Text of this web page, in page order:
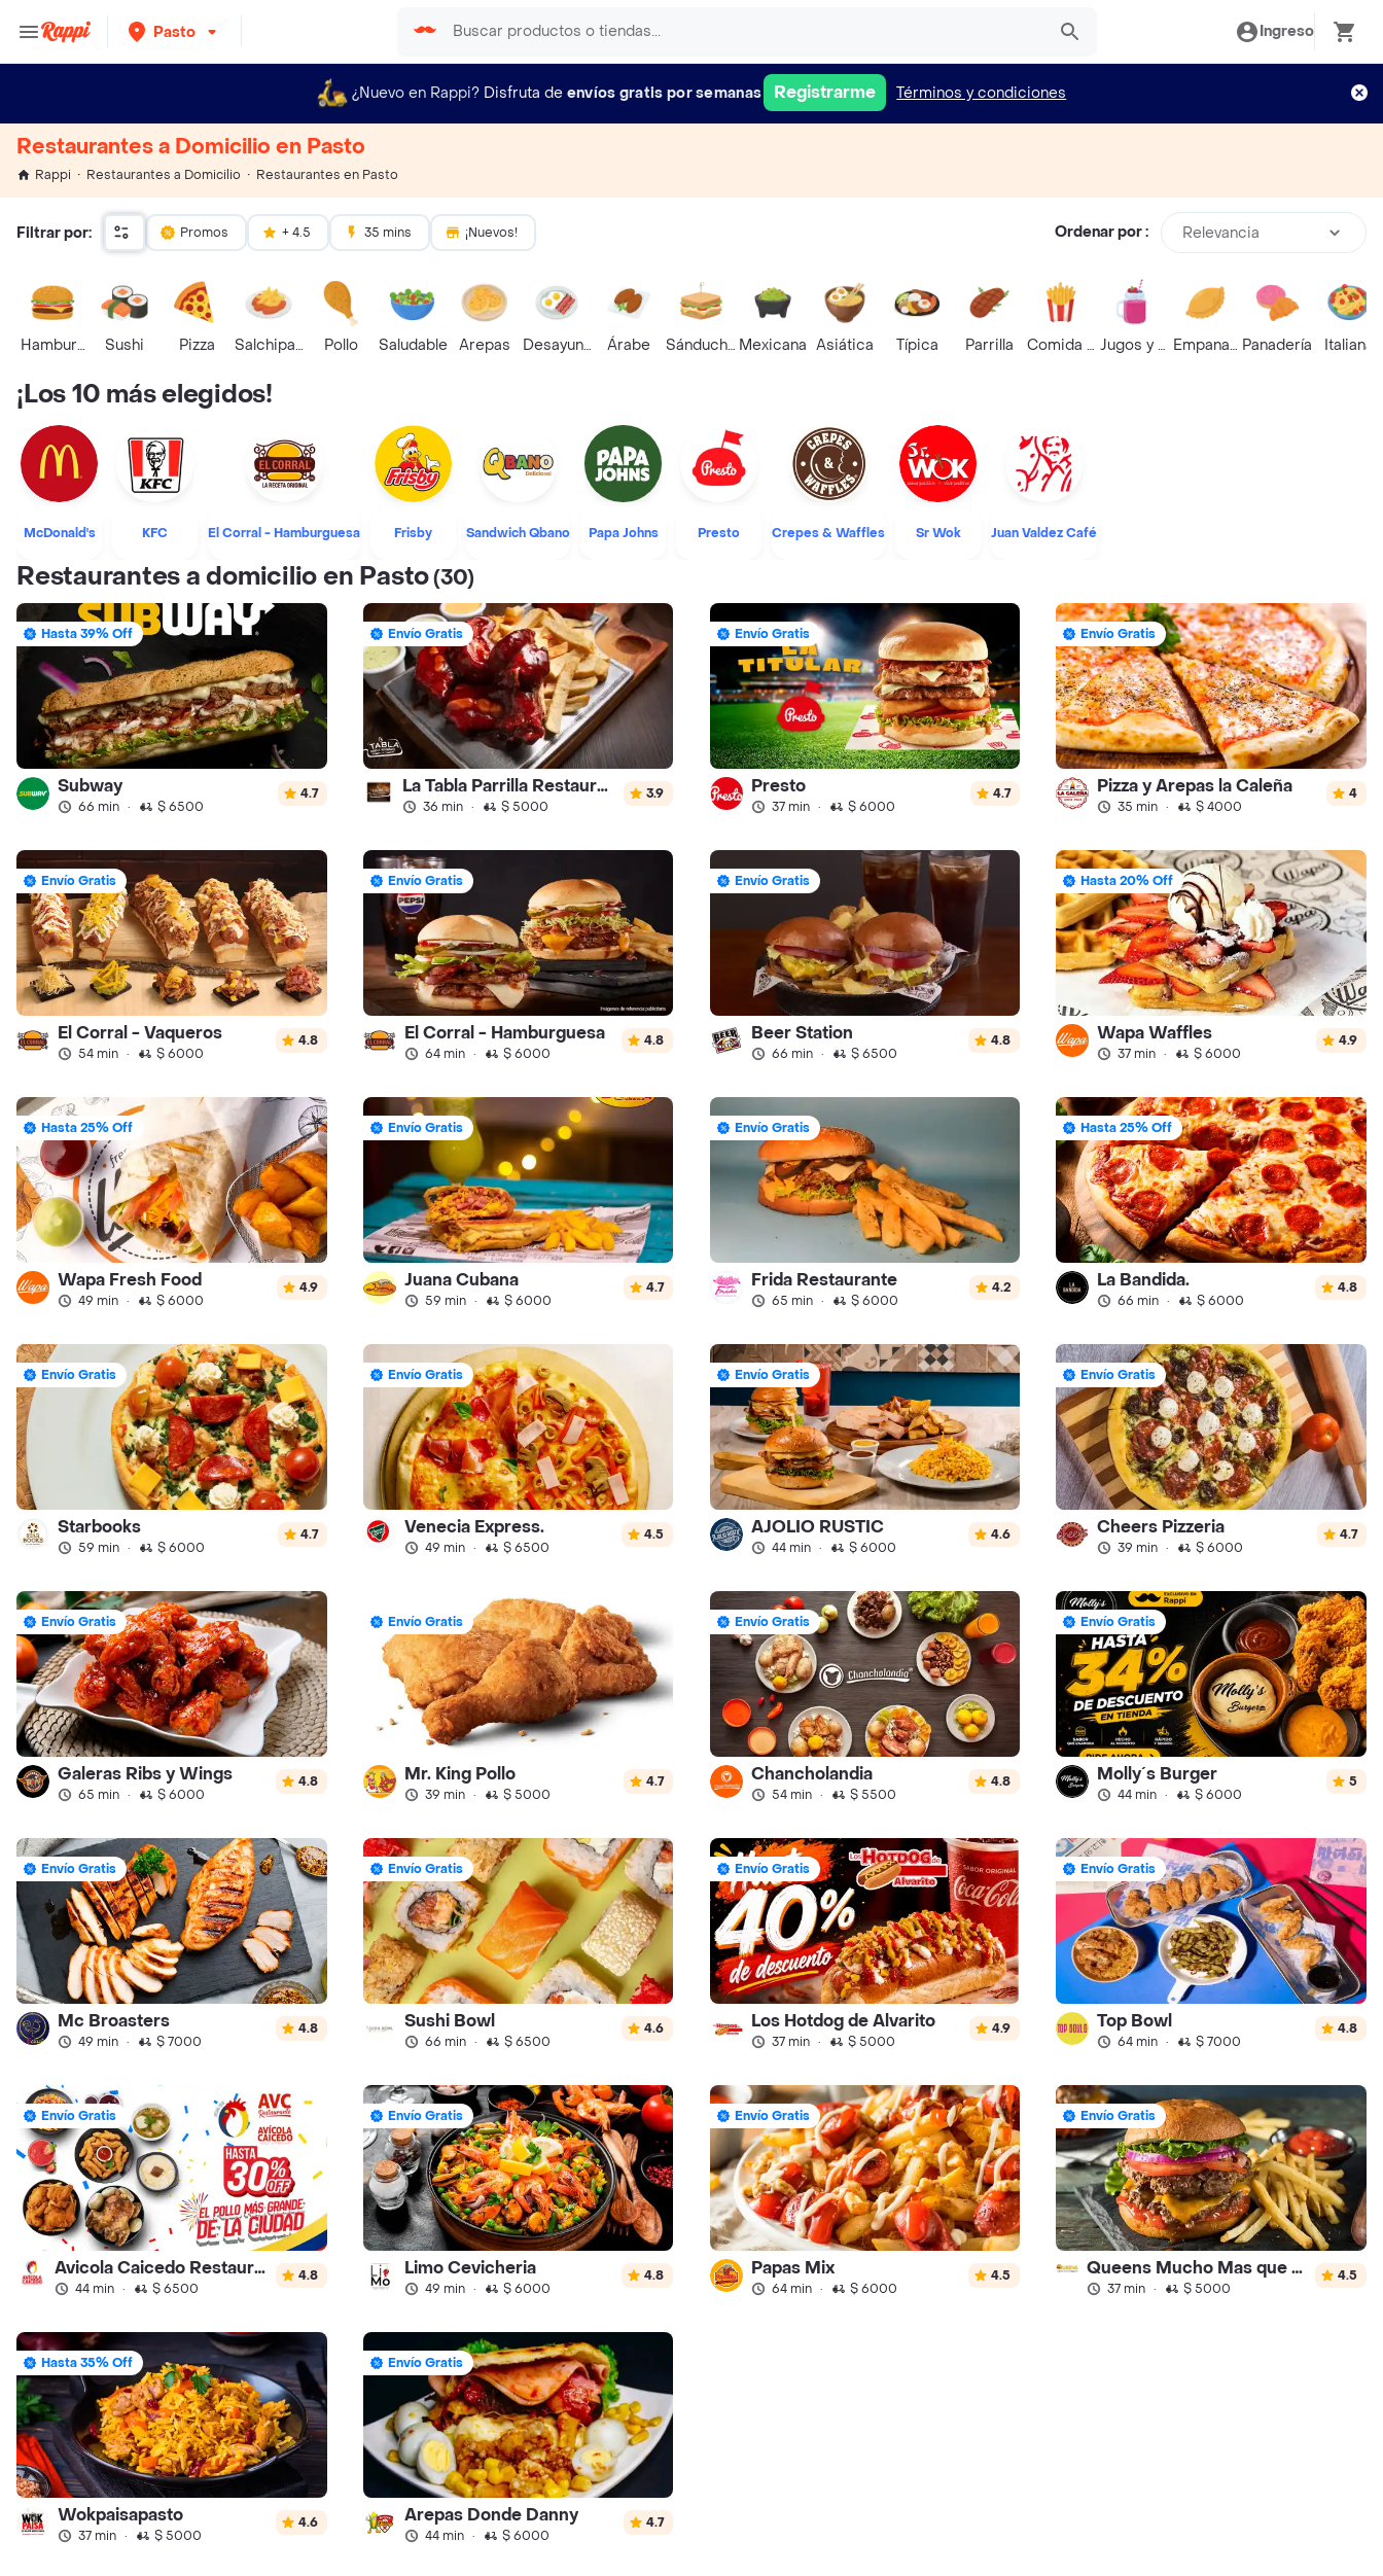
Pasto Ingreso
¿Nuevo en Rappi? Disfruta de envíos gratis por semanas Registrarme Términos y condiciones
Restaurantes a Domicilio en Pasto
Rappi Restaurantes a Domicilio Restaurantes en Pasto
Filtrar por: Promos + 4.5 35 mins ¡Nuevos! Ordenar por : Relevancia
HamburguesaSushi Pizza Salchipapas Pollo Saludable Arepas Desayunos Árabe SánduchesMexicana Asiática Típica Parrilla Comida RápidaJugos y BatidosEmpanadasPanadería Italiana
¡Los 10 más elegidos!
McDonald's KFC El Corral - Hamburguesa Frisby Sandwich Qbano Papa Johns Presto Crepes & Waffles Sr Wok Juan Valdez Café
Restaurantes a domicilio en Pasto(30)
Hasta 39% Off
Subway
66 min · $ 6500
4.7
Envío Gratis
La Tabla Parrilla Restaurante
36 min · $ 5000
3.9
Envío Gratis
Presto
37 min · $ 6000
4.7
Envío Gratis
Pizza y Arepas la Caleña
35 min · $ 4000
4
Envío Gratis
El Corral - Vaqueros
54 min · $ 6000
4.8
Envío Gratis
El Corral - Hamburguesa
64 min · $ 6000
4.8
Envío Gratis
Beer Station
66 min · $ 6500
4.8
Hasta 20% Off
Wapa Waffles
37 min · $ 6000
4.9
Hasta 25% Off
Wapa Fresh Food
49 min · $ 6000
4.9
Envío Gratis
Juana Cubana
59 min · $ 6000
4.7
Envío Gratis
Frida Restaurante
65 min · $ 6000
4.2
Hasta 25% Off
La Bandida.
66 min · $ 6000
4.8
Envío Gratis
Starbooks
59 min · $ 6000
4.7
Envío Gratis
Venecia Express.
49 min · $ 6500
4.5
Envío Gratis
AJOLIO RUSTIC
44 min · $ 6000
4.6
Envío Gratis
Cheers Pizzeria
39 min · $ 6000
4.7
Envío Gratis
Galeras Ribs y Wings
65 min · $ 6000
4.8
Envío Gratis
Mr. King Pollo
39 min · $ 5000
4.7
Envío Gratis
Chancholandia
54 min · $ 5500
4.8
Envío Gratis
Molly´s Burger
44 min · $ 6000
5
Envío Gratis
Mc Broasters
49 min · $ 7000
4.8
Envío Gratis
Sushi Bowl
66 min · $ 6500
4.6
Envío Gratis
Los Hotdog de Alvarito
37 min · $ 5000
4.9
Envío Gratis
Top Bowl
64 min · $ 7000
4.8
Envío Gratis
Avicola Caicedo Restaurante
44 min · $ 6500
4.8
Envío Gratis
Limo Cevicheria
49 min · $ 6000
4.8
Envío Gratis
Papas Mix
64 min · $ 6000
4.5
Envío Gratis
Queens Mucho Mas que Hamburguesas
37 min · $ 5000
4.5
Hasta 35% Off
Wokpaisapasto
37 min · $ 5000
4.6
Envío Gratis
Arepas Donde Danny
44 min · $ 6000
4.7